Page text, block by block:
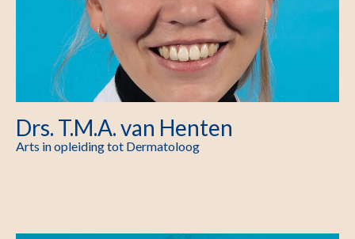
Drs. T.M.A. van Henten
Arts in opleiding tot Dermatoloog